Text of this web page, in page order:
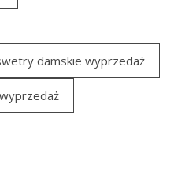
damskie wyprzedaż